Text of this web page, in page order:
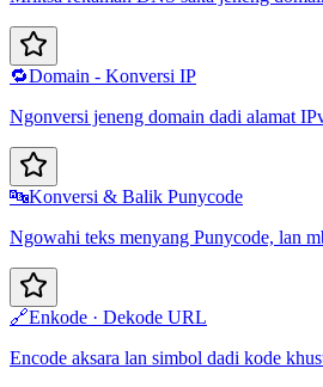
🔁Domain - Konversi IP
Ngonversi jeneng domain dadi alamat
🔤Konversi & Balik Punycode
Ngowahi teks menyang Punycode, lan
🔗Enkode · Dekode URL
Encode aksara lan simbol dadi kode